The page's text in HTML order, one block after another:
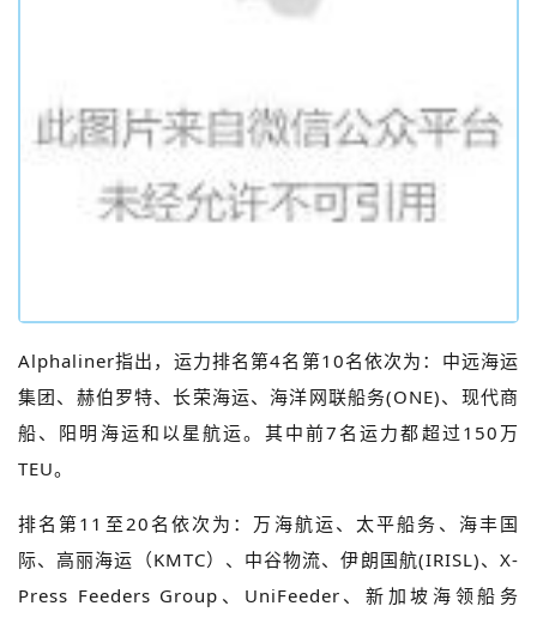
Alphaliner指出，运力排名第4名第10名依次为：中远海运
集团、赫伯罗特、长荣海运、海洋网联船务(ONE)、现代商
船、阳明海运和以星航运。其中前7名运力都超过150万
TEU。
排名第11至20名依次为：万海航运、太平船务、海丰国
际、高丽海运（KMTC）、 中谷物流、伊朗国航(IRISL)、X-
Press Feeders Group、UniFeeder、新加坡海领船务